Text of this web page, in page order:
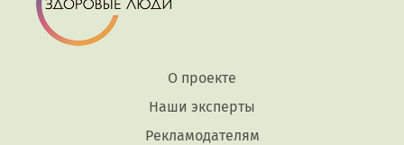
О проекте
Наши эксперты
Рекламодателям